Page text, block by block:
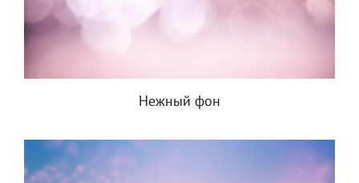
Нежный фон